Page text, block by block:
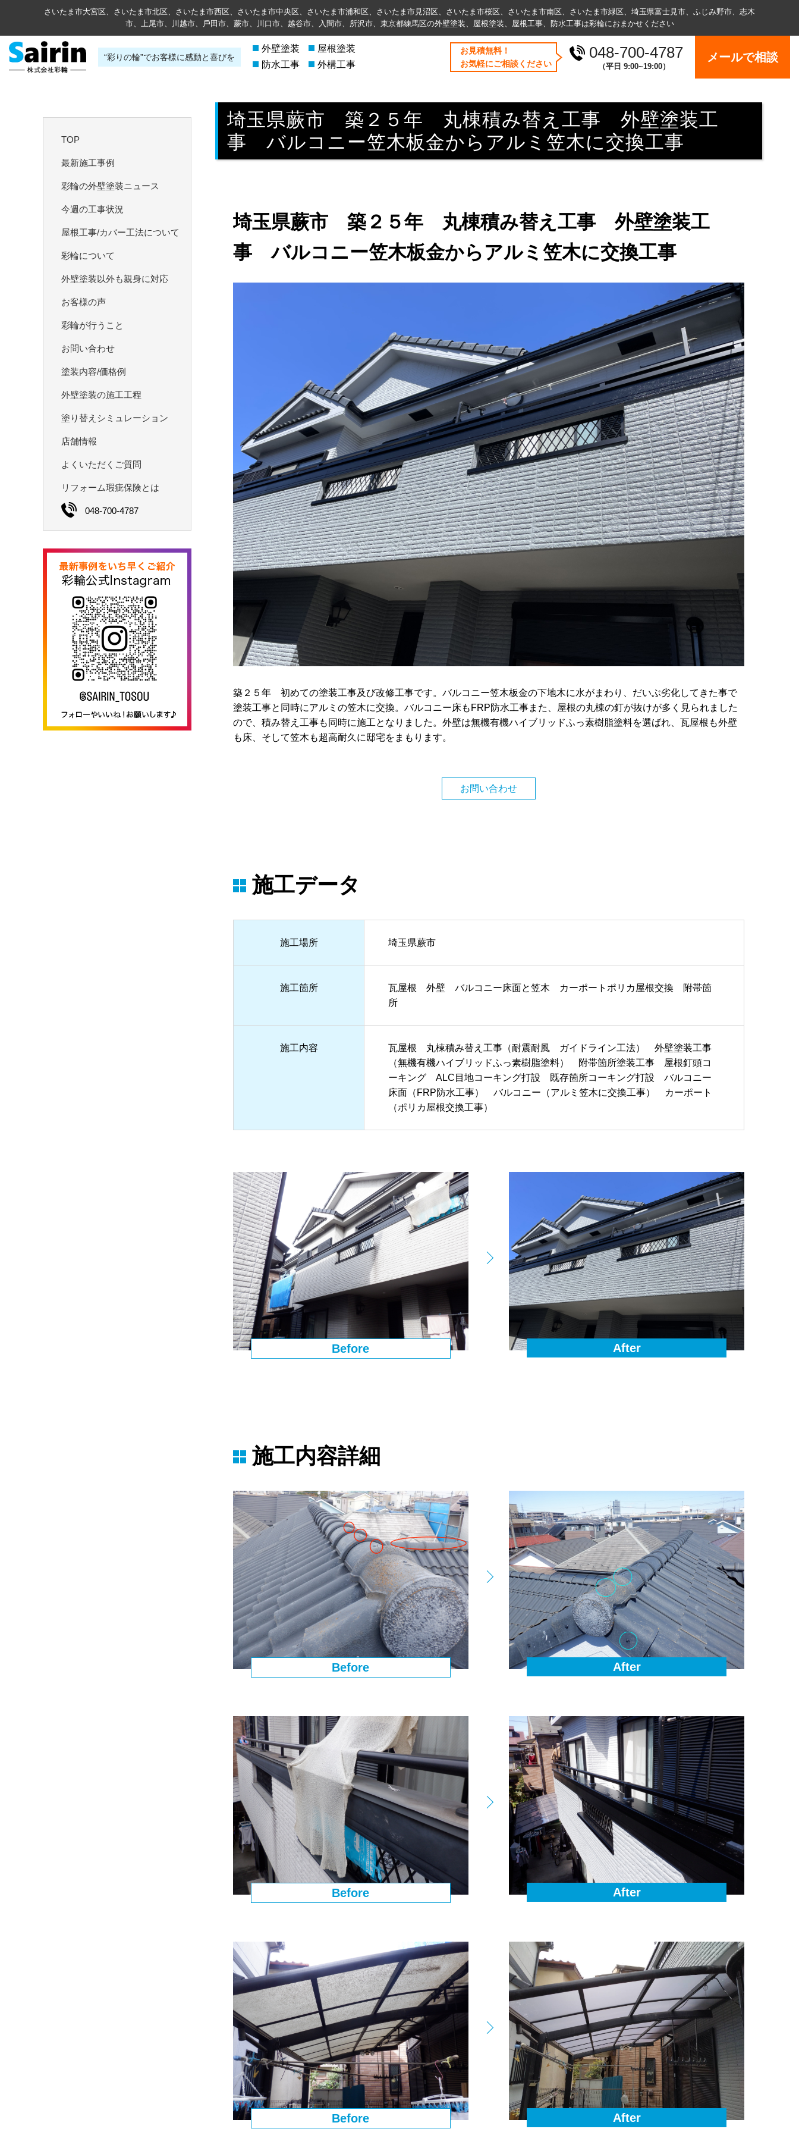
さいたま市大宮区、さいたま市北区、さいたま市西区、さいたま市中央区、さいたま市浦和区、さいたま市見沼区、さいたま市桜区、さいたま市南区、さいたま市緑区、埼玉県富士見市、ふじみ野市、志木
市、上尾市、川越市、⼾⽥市、蕨市、川⼝市、越谷市、入間市、所沢市、東京都練馬区の外壁塗装、屋根塗装、屋根工事、防水⼯事は彩輪におまかせください
“彩りの輪”でお客様に感動と喜びを
外壁塗装
屋根塗装
防水工事
外構工事
お⾒積無料！
お気軽にご相談ください
048-700-4787
（平⽇ 9:00~19:00）
メールで相談
TOP
最新施工事例
彩輪の外壁塗装ニュース
今週の工事状況
屋根工事/カバー工法について
彩輪について
外壁塗装以外も親身に対応
お客様の声
彩輪が⾏うこと
お問い合わせ
塗装内容/価格例
外壁塗装の施⼯工程
塗り替えシミュレーション
店舗情報
よくいただくご質問
リフォーム瑕疵保険とは
048-700-4787
埼玉県蕨市 築２５年 丸棟積み替え工事 外壁塗装工
事 バルコニー笠木板金からアルミ笠木に交換工事
埼玉県蕨市 築２５年 丸棟積み替え工事 外壁塗装工
事 バルコニー笠木板金からアルミ笠木に交換工事
築２５年 初めての塗装工事及び改修工事です。バルコニー笠木板金の下地木に水がまわり、だいぶ劣化してきた事で
塗装工事と同時にアルミの笠木に交換。バルコニー床もFRP防水工事また、屋根の丸棟の釘が抜けが多く見られました
ので、積み替え工事も同時に施工となりました。外壁は無機有機ハイブリッドふっ素樹脂塗料を選ばれ、瓦屋根も外壁
も床、そして笠木も超高耐久に邸宅をまもります。
お問い合わせ
施工データ
施⼯場所 埼玉県蕨市
施⼯箇所
瓦屋根 外壁 バルコニー床面と笠木 カーポートポリカ屋根交換 附帯箇
所
施⼯内容
瓦屋根 丸棟積み替え工事（耐震耐風 ガイドライン工法） 外壁塗装工事
（無機有機ハイブリッドふっ素樹脂塗料） 附帯箇所塗装工事 屋根釘頭コ
ーキング ALC目地コーキング打設 既存箇所コーキング打設 バルコニー
床面（FRP防水工事） バルコニー（アルミ笠木に交換工事） カーポート
（ポリカ屋根交換工事）
Before After
施⼯内容詳細
Before After
Before After
Before After